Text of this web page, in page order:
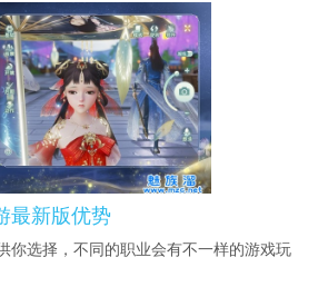
最新版优势
你选择，不同的职业会有不一样的游戏玩